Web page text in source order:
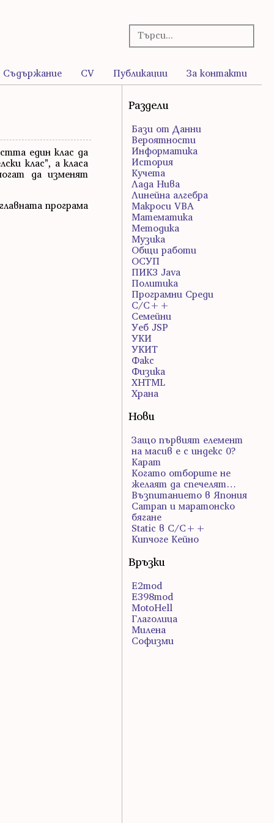
Съдържание CV Публикации За контакти
един клас да
клас", а класа
да изменят
програма
Раздели
Бази от Данни
Вероятности
Информатика
История
Кучета
Лада Нива
Линейна алгебра
Макроси VBA
Математика
Методика
Музика
Общи работи
ОСУП
ПИК3 Java
Политика
Програмни Среди
С/С++
Семейни
Уеб JSP
УКИ
УКИТ
Факс
Физика
ХHTML
Храна
Нови
Защо първият елемент
на масив е с индекс 0?
Карат
Когато отборите не
желаят да спечелят…
Възпитанието в Япония
Сатрап и маратонско
бягане
Static в C/C++
Кипчоге Кейно
Връзки
E2mod
E398mod
MotoHell
Глаголица
Милена
Софизми